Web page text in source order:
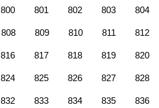
800 801 802 803 804
808 809 810 811 812
816 817 818 819 820
824 825 826 827 828
832 833 834 835 836